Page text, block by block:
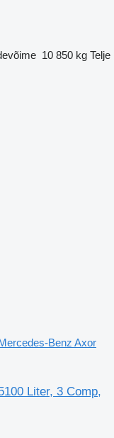
10 850 kg Telje
Benz Axor
Liter, 3 Comp,